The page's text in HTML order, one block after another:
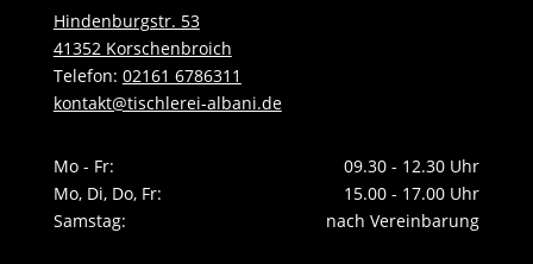
Hindenburgstr. 53
41352 Korschenbroich
Telefon: 02161 6786311
kontakt@tischlerei-albani.de
Mo - Fr:
09.30 - 12.30 Uhr
Mo, Di, Do, Fr:
15.00 - 17.00 Uhr
Samstag:
nach Vereinbarung